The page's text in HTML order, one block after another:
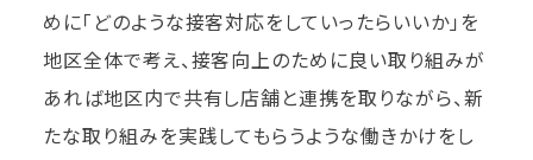
めに「どのような接客対応をしていったらいいか」を
地区全体で考え、接客向上のために良い取り組みが
あれば地区内で共有し店舗と連携を取りながら、新
たな取り組みを実践してもらうような働きかけをし